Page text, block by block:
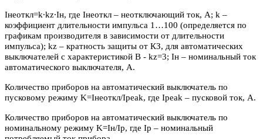
Iнеоткл=k∙kz∙Iн, где Iнеоткл – неотключающий ток, А; k –
коэффициент длительности импульса 1…100 (определяется по
графикам производителя в зависимости от длительности
импульса); kz – кратность защиты от КЗ, для автоматических
выключателей с характеристикой В - kz=3; Iн – номинальный ток
автоматического выключателя, А.
Количество приборов на автоматический выключатель по
пусковому режиму K=Iнеоткл/Ipeak, где Ipeak – пусковой ток, А.
Количество приборов на автоматический выключатель по
номинальному режиму K=Iн/Iр, где Iр – номинальный